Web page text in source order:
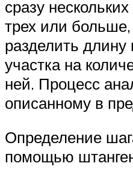
сразу
трех или
разделить длину
участка на
ней. Процесс
описанному в
Определение
помощью